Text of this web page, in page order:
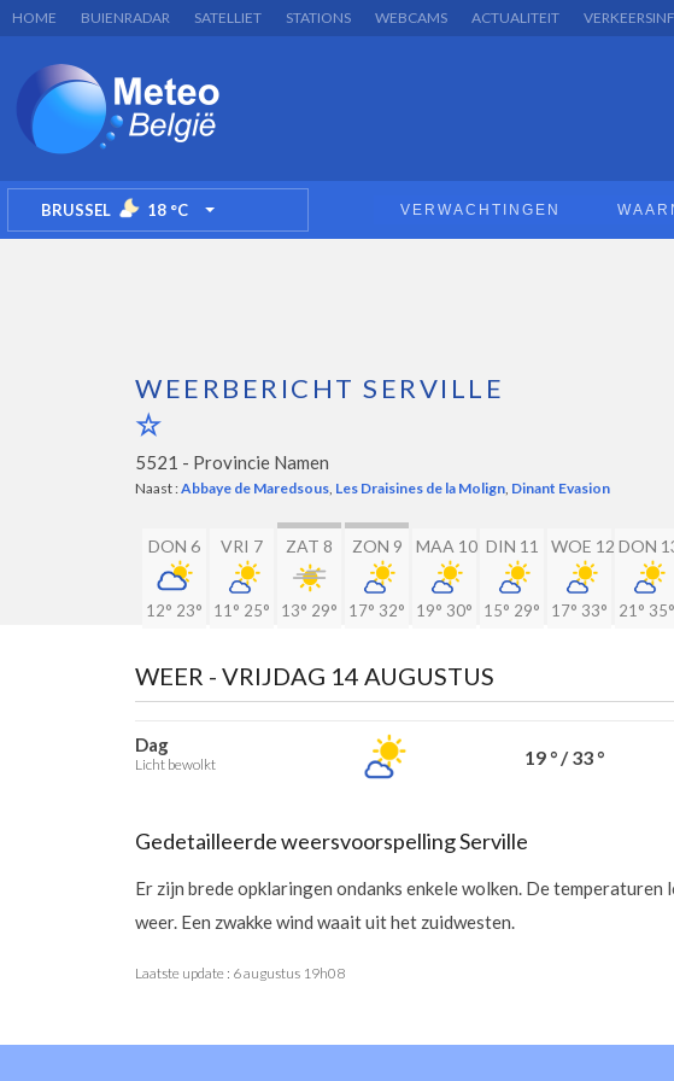
HOME BUIENRADAR SATELLIET STATIONS WEBCAMS ACTUALITEIT
BRUSSEL 18°C TOGGLE DROPDOWN VERWACHTINGEN
WEERBERICHT SERVILLE
5521 - Provincie Namen
Naast :Abbaye de Maredsous, Les Draisines de la Molign, Dinant Evasion
DON 6
12° 23°
VRI 7
11° 25°
ZAT 8
13° 29°
ZON 9
17° 32°
MAA 10
19° 30°
DIN 11
15° 29°
WOE 12
17° 33°
DON
21° 35°
WEER - VRIJDAG 14 AUGUSTUS
Dag
Licht bewolkt 19 ° / 33 °
Gedetailleerde weersvoorspelling Serville
Er zijn brede opklaringen ondanks enkele wolken. De
weer. Een zwakke wind waait uit het zuidwesten.
Laatste update : 6 augustus 19h08